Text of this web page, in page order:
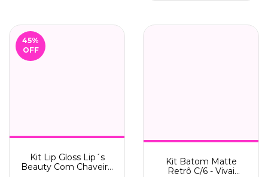
45%
OFF
Kit Lip Gloss Lip´s
Beauty Com Chaveiro
Kit Batom Matte
Retrô C/6 - Vivai